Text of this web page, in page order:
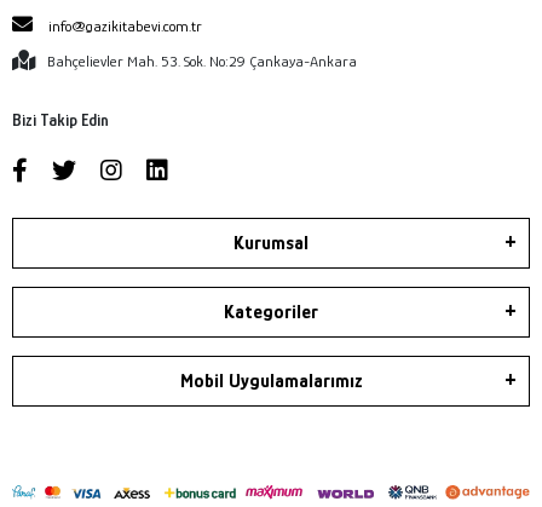
info@gazikitabevi.com.tr
Bahçelievler Mah. 53. Sok. No:29 Çankaya-Ankara
Bizi Takip Edin
Kurumsal
Kategoriler
Mobil Uygulamalarımız